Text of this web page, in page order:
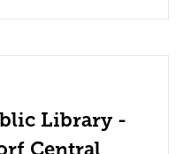
Library -
Central